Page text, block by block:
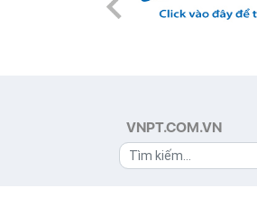
Previous
VNPT.COM.VN